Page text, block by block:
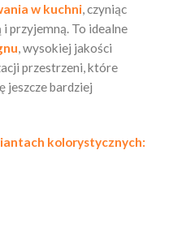
w kuchni , czyniąc
przyjemną. To idealne
, wysokiej jakości
przestrzeni, które
jeszcze bardziej
kolorystycznych: